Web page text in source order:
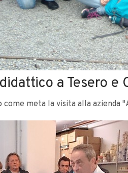
a Tesero e
meta la visita alla